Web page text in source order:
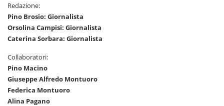
Redazione:
Pino Brosio: Giornalista
Orsolina Campisi: Giornalista
Caterina Sorbara: Giornalista
Collaboratori:
Pino Macino
Giuseppe Alfredo Montuoro
Federica Montuoro
Alina Pagano